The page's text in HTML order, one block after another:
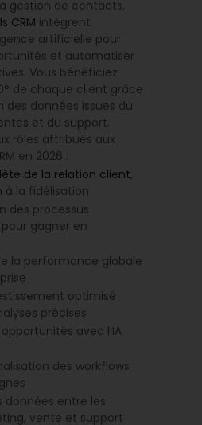
gestion de contacts.
CRM intègrent
artificielle pour
et automatiser
Vous bénéficiez
de chaque client grâce
des données issues du
et du support.
rôles attribués aux
en 2026 :
de la relation client,
à la fidélisation
des processus
gagner en
la performance globale
optimisé
précises
avec l’IA
des workflows
données entre les
vente et support